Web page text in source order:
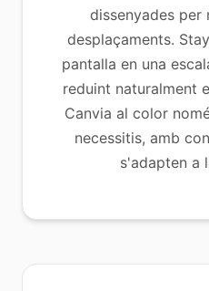
dissenyades per
desplaçaments.
pantalla en una
reduint naturalment
Canvia al color
necessitis, amb
s'adapten a